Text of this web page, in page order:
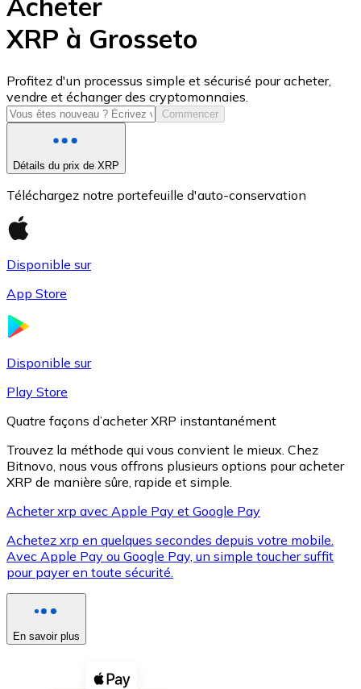
USD Coin
USDC
XRP
XRP
Voir toutes
Coupons crypto
Acheter
XRP à Grosseto
Profitez d'un processus simple et sécurisé pour acheter,
vendre et échanger des cryptomonnaies.
Commencer
Détails du prix de XRP
Téléchargez notre portefeuille d'auto-conservation
Disponible sur
App Store
Disponible sur
Play Store
Quatre façons d’acheter XRP instantanément
Trouvez la méthode qui vous convient le mieux. Chez
Bitnovo, nous vous offrons plusieurs options pour acheter
XRP de manière sûre, rapide et simple.
Acheter xrp avec Apple Pay et Google Pay
Achetez xrp en quelques secondes depuis votre mobile.
Avec Apple Pay ou Google Pay, un simple toucher suffit
pour payer en toute sécurité.
En savoir plus